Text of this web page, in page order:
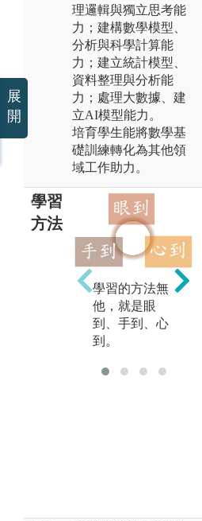
理邏輯與獨立思考能
力；建構數學模型、
分析與科學計算能
力；建立統計模型、
資料整理與分析能
力；處理大數據、建
立AI模型能力。
培育學生能將數學基
礎訓練轉化為其他領
域工作助力。
學習
方法
學習的方法無
他，就是眼
到、手到、心
到。
展
開